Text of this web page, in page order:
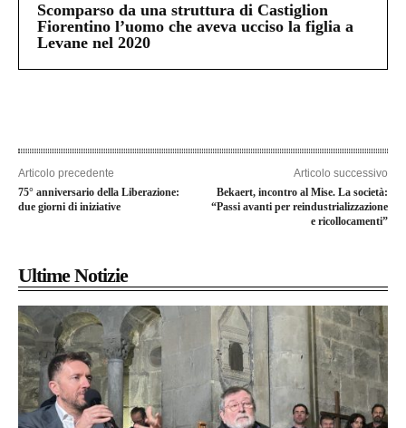
Scomparso da una struttura di Castiglion
Fiorentino l’uomo che aveva ucciso la figlia a
Levane nel 2020
Articolo precedente
75° anniversario della Liberazione:
due giorni di iniziative
Articolo successivo
Bekaert, incontro al Mise. La società:
“Passi avanti per reindustrializzazione
e ricollocamenti”
Ultime Notizie